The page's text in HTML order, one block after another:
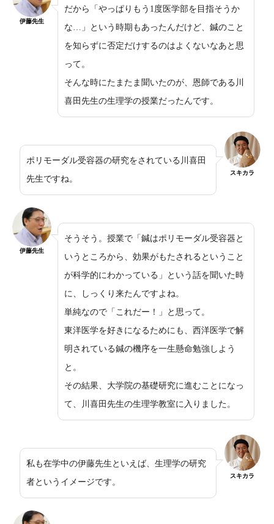
伊藤先生
だから「やっぱりもう1度医学部を目指そうか
な…」という時期もあったんだけど、鍼のこと
を知らずに否定だけするのはよくないなあと思
って。
そんな時にたまたま聞いたのが、恩師である川
喜田先生の生理学の授業だったんです。
ポリモーダル受容器の研究をされている川喜田
先生ですね。
スキカラ
伊藤先生
そうそう。授業で「鍼はポリモーダル受容器と
いうところから、効果がもたされるということ
が科学的にわかっている」という話を聞いた時
に、しっくり来たんですよね。
単純なので「これだー！」と思って。
東洋医学を好きになるためにも、西洋医学で解
明されている鍼の機序を一生懸命勉強しよう
と。
その結果、大学院の基礎研究に進むことになっ
て、川喜田先生の生理学教室に入りました。
私も在学中の伊藤先生といえば、生理学の研究
者というイメージです。
スキカラ